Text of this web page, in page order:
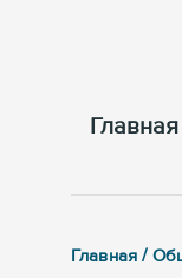
Главная
Главная /